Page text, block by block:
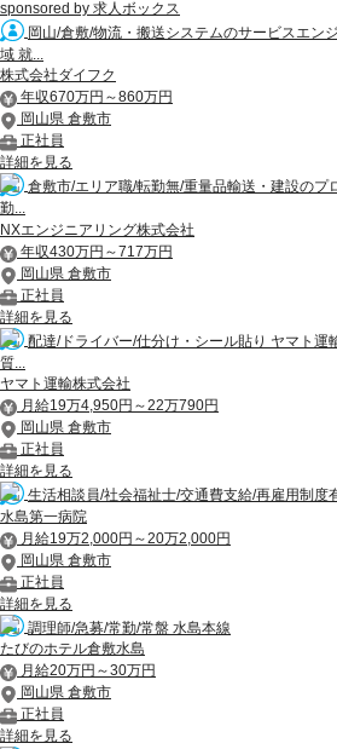
sponsored by 求人ボックス
岡山/倉敷/物流・搬送システムのサービスエン
域 就...
株式会社ダイフク
年収670万円～860万円
岡山県 倉敷市
正社員
詳細を見る
倉敷市/エリア職/転勤無/重量品輸送・建設のプ
勤...
NXエンジニアリング株式会社
年収430万円～717万円
岡山県 倉敷市
正社員
詳細を見る
配達/ドライバー/仕分け・シール貼り ヤマト運
質...
ヤマト運輸株式会社
月給19万4,950円～22万790円
岡山県 倉敷市
正社員
詳細を見る
生活相談員/社会福祉士/交通費支給/再雇用制度
水島第一病院
月給19万2,000円～20万2,000円
岡山県 倉敷市
正社員
詳細を見る
調理師/急募/常勤/常盤 水島本線
たびのホテル倉敷水島
月給20万円～30万円
岡山県 倉敷市
正社員
詳細を見る